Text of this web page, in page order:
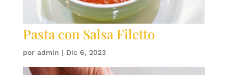
Pasta con Salsa Filetto
por admin | Dic 6, 2023